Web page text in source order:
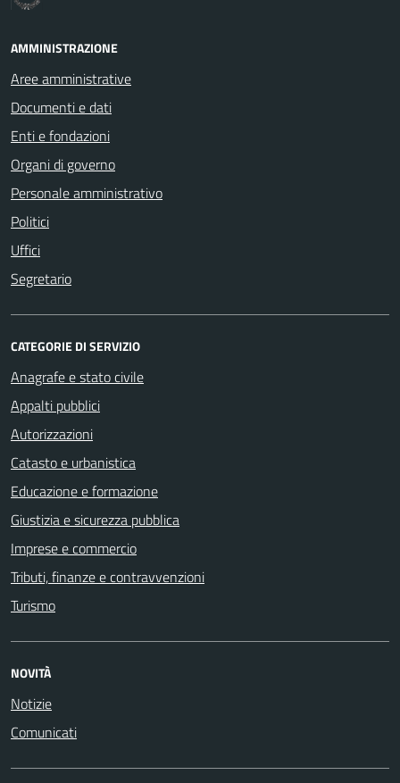
AMMINISTRAZIONE
Aree amministrative
Documenti e dati
Enti e fondazioni
Organi di governo
Personale amministrativo
Politici
Uffici
Segretario
CATEGORIE DI SERVIZIO
Anagrafe e stato civile
Appalti pubblici
Autorizzazioni
Catasto e urbanistica
Educazione e formazione
Giustizia e sicurezza pubblica
Imprese e commercio
Tributi, finanze e contravvenzioni
Turismo
NOVITÀ
Notizie
Comunicati